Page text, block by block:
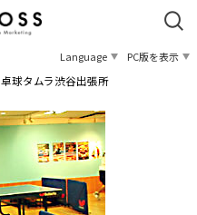
Language
PC版を表示
卓球タムラ渋谷出張所